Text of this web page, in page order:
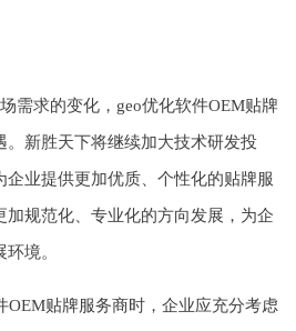
需求的变化，geo优化软件OEM贴牌
。新胜天下将继续加大技术研发投
企业提供更加优质、个性化的贴牌服
规范化、专业化的方向发展，为企
境。
OEM贴牌服务商时，企业应充分考虑